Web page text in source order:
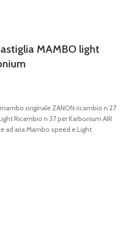
MAMBO light
originale ZANON ricambio n 27
Ricambio n 37 per Karbonium AIR
ad aria Mambo speed e Light